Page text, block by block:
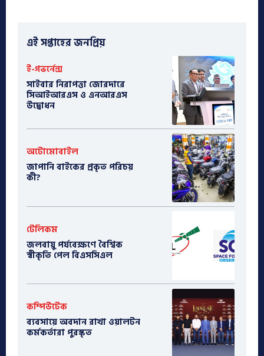
এই সপ্তাহের জনপ্রিয়
ই-গভর্নেন্স
সাইবার নিরাপত্তা জোরদারে
সিআইআরএস ও এনআরএস
উদ্বোধন
অটোমোবাইল
​জাপানি বাইকের প্রকৃত পরিচয়
কী?
টেলিকম
জলবায়ু পর্যবেক্ষণে বৈশ্বিক
স্বীকৃতি পেল বিএসসিএল
কম্পিউটেক
ব্যবসায়ে অবদান রাখা ওয়ালটন
কর্মকর্তারা পুরস্কৃত